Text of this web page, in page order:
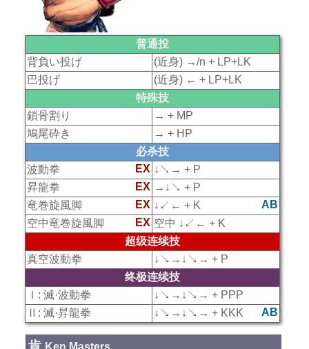
普通投
背負い投げ
(近身) →/n + LP+LK
巴投げ
(近身) ← + LP+LK
特殊技
鎖骨割り
→ + MP
鳩尾砕き
→ + HP
必杀技
EX
波動拳
↓↘→ + P
EX
昇龍拳
→↓↘ + P
EX
竜巻旋風脚 AB
↓↙← + K
EX
空中竜巻旋風脚
空中 ↓↙← + K
超级连续技
真空波動拳
↓↘→↓↘→ + P
终极连续技
Ⅰ: 滅·波動拳
↓↘→↓↘→ + PPP
Ⅱ: 滅·昇龍拳
AB
↓↘→↓↘→ + KKK
肯 Ken Masters